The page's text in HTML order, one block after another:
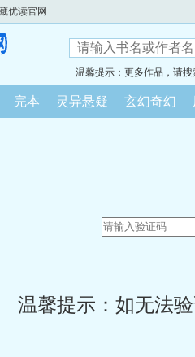
优读官网
温馨提示：更多作品，请搜
完本 灵异悬疑 玄幻奇幻
温馨提示：如无法